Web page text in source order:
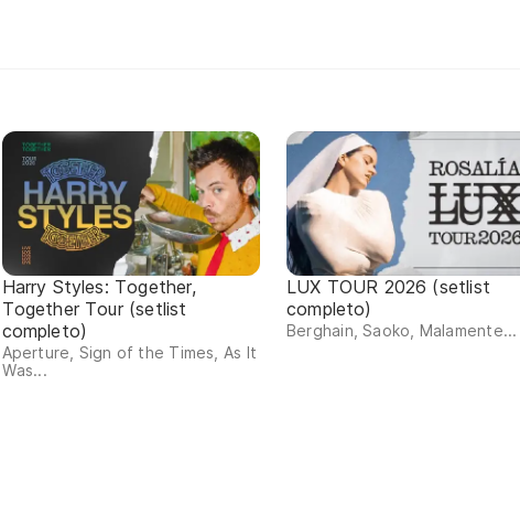
Harry Styles: Together,
Together Tour (setlist
completo)
Aperture, Sign of the Times, As It
Was...
LUX TOUR 2026 (setlist
completo)
Berghain, Saoko, Malamente...